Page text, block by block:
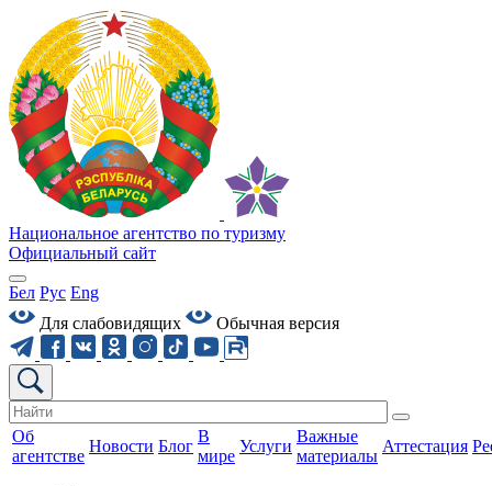
Национальное агентство по туризму
Официальный сайт
Бел Рус Eng
Для слабовидящих
Обычная версия
Об
агентстве
Новости Блог
В
мире
Услуги
Важные
материалы
Аттестация